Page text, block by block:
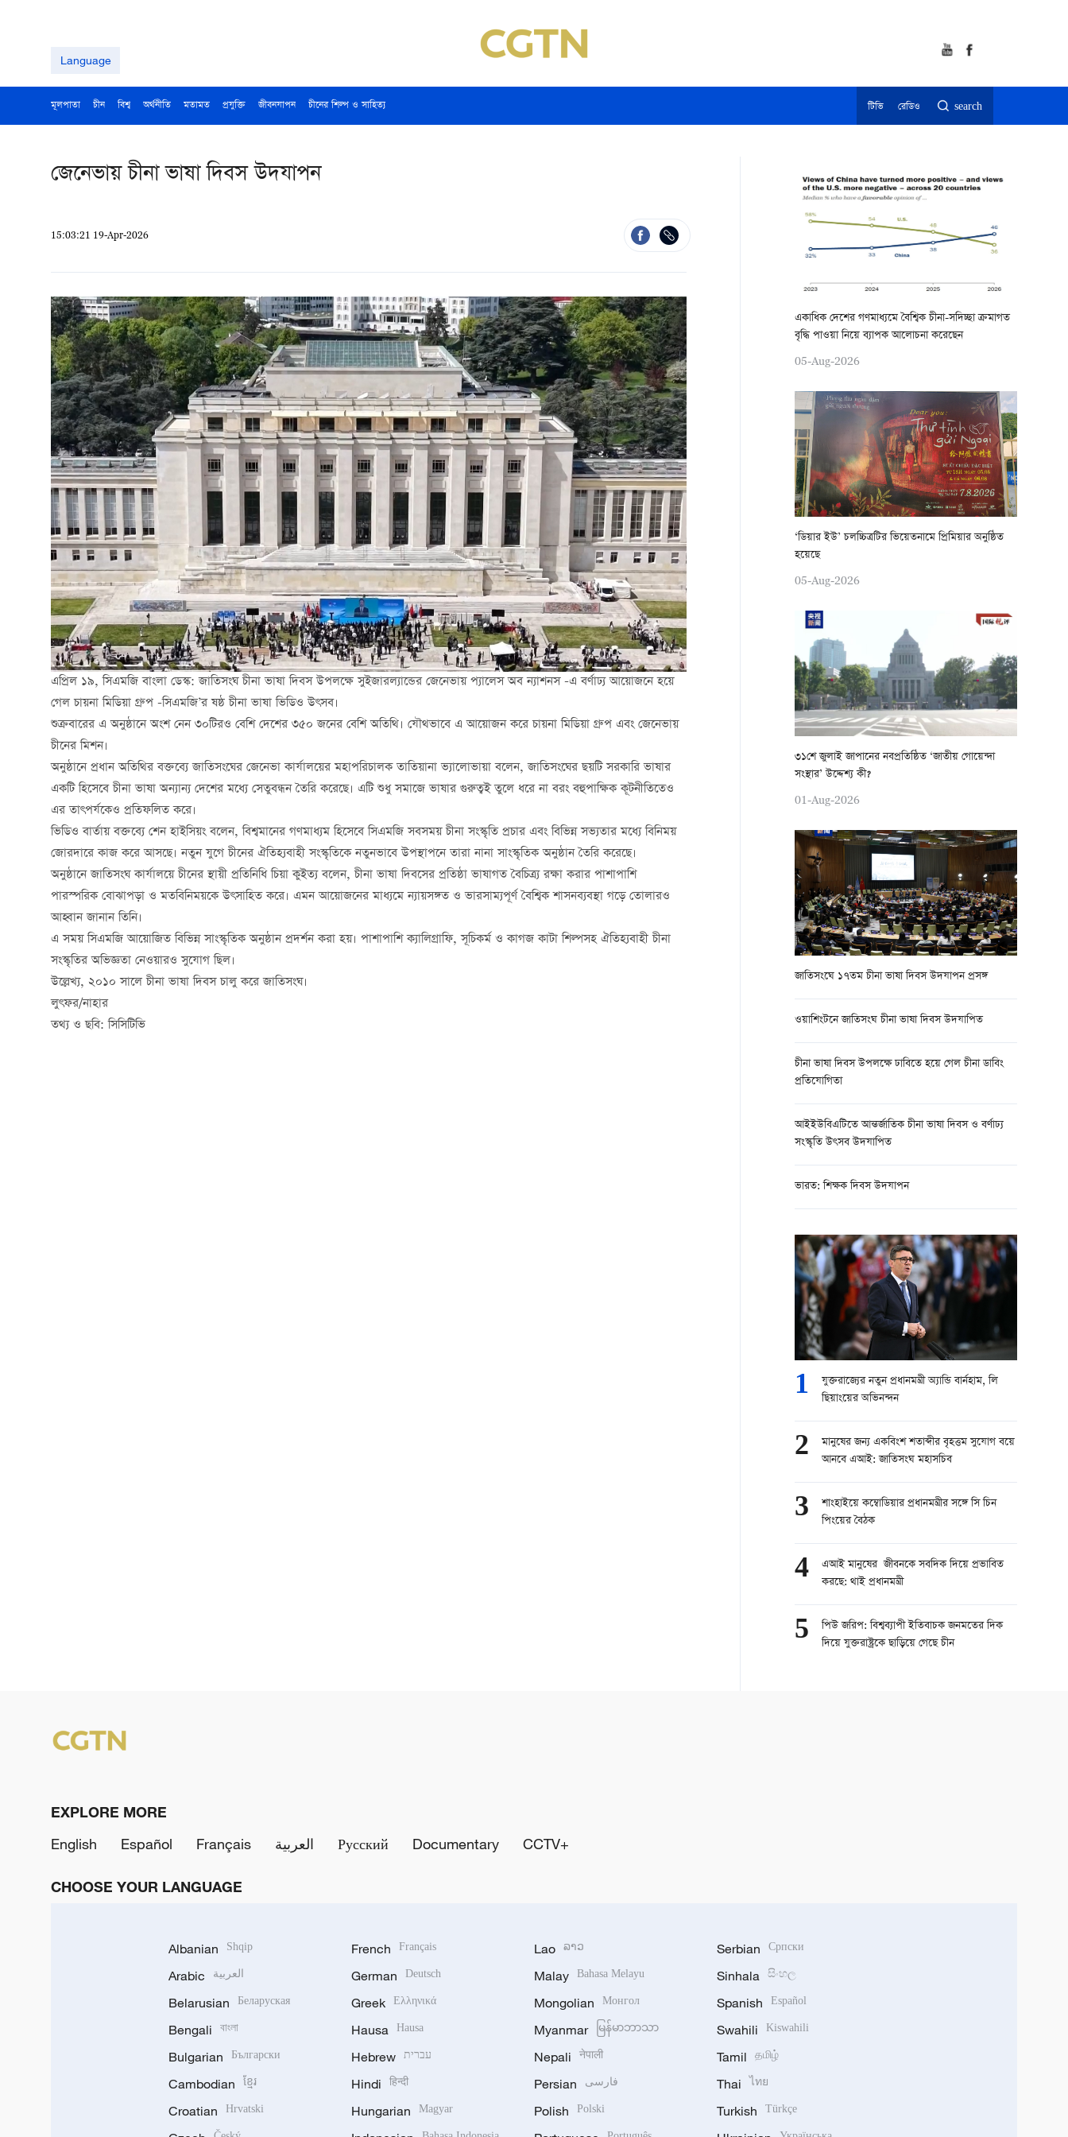
Language
মূলপাতা চীন বিশ্ব অর্থনীতি মতামত প্রযুক্তি জীবনযাপন চীনের শিল্প ও সাহিত্য টিভি রেডিও search
জেনেভায় চীনা ভাষা দিবস উদযাপন
15:03:21 19-Apr-2026
এপ্রিল ১৯, সিএমজি বাংলা ডেস্ক: জাতিসংঘ চীনা ভাষা দিবস উপলক্ষে সুইজারল্যান্ডের জেনেভায় প্যালেস অব ন্যাশনস -এ বর্ণাঢ্য আয়োজনে হয়ে
গেল চায়না মিডিয়া গ্রুপ -সিএমজি’র ষষ্ঠ চীনা ভাষা ভিডিও উৎসব।
শুক্রবারের এ অনুষ্ঠানে অংশ নেন ৩০টিরও বেশি দেশের ৩৫০ জনের বেশি অতিথি। যৌথভাবে এ আয়োজন করে চায়না মিডিয়া গ্রুপ এবং জেনেভায়
চীনের মিশন।
অনুষ্ঠানে প্রধান অতিথির বক্তব্যে জাতিসংঘের জেনেভা কার্যালয়ের মহাপরিচালক তাতিয়ানা ভ্যালোভায়া বলেন, জাতিসংঘের ছয়টি সরকারি ভাষার
একটি হিসেবে চীনা ভাষা অন্যান্য দেশের মধ্যে সেতুবন্ধন তৈরি করেছে। এটি শুধু সমাজে ভাষার গুরুত্বই তুলে ধরে না বরং বহুপাক্ষিক কূটনীতিতেও
এর তাৎপর্যকেও প্রতিফলিত করে।
ভিডিও বার্তায় বক্তব্যে শেন হাইসিয়ং বলেন, বিশ্বমানের গণমাধ্যম হিসেবে সিএমজি সবসময় চীনা সংস্কৃতি প্রচার এবং বিভিন্ন সভ্যতার মধ্যে বিনিময়
জোরদারে কাজ করে আসছে। নতুন যুগে চীনের ঐতিহ্যবাহী সংস্কৃতিকে নতুনভাবে উপস্থাপনে তারা নানা সাংস্কৃতিক অনুষ্ঠান তৈরি করেছে।
অনুষ্ঠানে জাতিসংঘ কার্যালয়ে চীনের স্থায়ী প্রতিনিধি চিয়া কুইত্য বলেন, চীনা ভাষা দিবসের প্রতিষ্ঠা ভাষাগত বৈচিত্র্য রক্ষা করার পাশাপাশি
পারস্পরিক বোঝাপড়া ও মতবিনিময়কে উৎসাহিত করে। এমন আয়োজনের মাধ্যমে ন্যায়সঙ্গত ও ভারসাম্যপূর্ণ বৈশ্বিক শাসনব্যবস্থা গড়ে তোলারও
আহ্বান জানান তিনি।
এ সময় সিএমজি আয়োজিত বিভিন্ন সাংস্কৃতিক অনুষ্ঠান প্রদর্শন করা হয়। পাশাপাশি ক্যালিগ্রাফি, সূচিকর্ম ও কাগজ কাটা শিল্পসহ ঐতিহ্যবাহী চীনা
সংস্কৃতির অভিজ্ঞতা নেওয়ারও সুযোগ ছিল।
উল্লেখ্য, ২০১০ সালে চীনা ভাষা দিবস চালু করে জাতিসংঘ।
লুৎফর/নাহার
তথ্য ও ছবি: সিসিটিভি
একাধিক দেশের গণমাধ্যমে বৈশ্বিক চীনা-সদিচ্ছা ক্রমাগত
বৃদ্ধি পাওয়া নিয়ে ব্যাপক আলোচনা করেছেন
05-Aug-2026
‘ডিয়ার ইউ’ চলচ্চিত্রটির ভিয়েতনামে প্রিমিয়ার অনুষ্ঠিত
হয়েছে
05-Aug-2026
৩১শে জুলাই জাপানের নবপ্রতিষ্ঠিত ‘জাতীয় গোয়েন্দা
সংস্থার’ উদ্দেশ্য কী?
01-Aug-2026
জাতিসংঘে ১৭তম চীনা ভাষা দিবস উদযাপন প্রসঙ্গ
ওয়াশিংটনে জাতিসংঘ চীনা ভাষা দিবস উদযাপিত
চীনা ভাষা দিবস উপলক্ষে ঢাবিতে হয়ে গেল চীনা ডাবিং
প্রতিযোগিতা
আইইউবিএটিতে আন্তর্জাতিক চীনা ভাষা দিবস ও বর্ণাঢ্য
সংস্কৃতি উৎসব উদযাপিত
ভারত: শিক্ষক দিবস উদযাপন
1
যুক্তরাজ্যের নতুন প্রধানমন্ত্রী অ্যান্ডি বার্নহাম, লি
ছিয়াংয়ের অভিনন্দন
2
মানুষের জন্য একবিংশ শতাব্দীর বৃহত্তম সুযোগ বয়ে
আনবে এআই: জাতিসংঘ মহাসচিব
3
শাংহাইয়ে কম্বোডিয়ার প্রধানমন্ত্রীর সঙ্গে সি চিন
পিংয়ের বৈঠক
4
এআই মানুষের জীবনকে সবদিক দিয়ে প্রভাবিত
করছে: থাই প্রধানমন্ত্রী
5
পিউ জরিপ: বিশ্বব্যাপী ইতিবাচক জনমতের দিক
দিয়ে যুক্তরাষ্ট্রকে ছাড়িয়ে গেছে চীন
EXPLORE MORE
English
Español Français العربية Русский Documentary CCTV+
CHOOSE YOUR LANGUAGE
Albanian Shqip
Arabic العربية
Belarusian Беларуская
Bengali বাংলা
Bulgarian Български
Cambodian ខ្មែរ
Croatian Hrvatski
French Français
German Deutsch
Greek Ελληνικά
Hausa Hausa
Hebrew עברית
Hindi हिन्दी
Hungarian Magyar
Lao ລາວ
Malay Bahasa Melayu
Mongolian Монгол
Myanmar မြန်မာဘာသာ
Nepali नेपाली
Persian فارسی
Polish Polski
Serbian Српски
Sinhala සිංහල
Spanish Español
Swahili Kiswahili
Tamil தமிழ்
Thai ไทย
Turkish Türkçe